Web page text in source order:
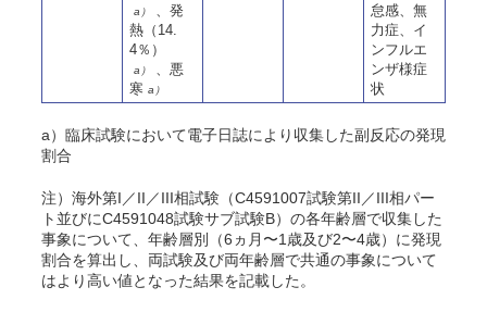
a）
、発
熱（14.
4％）
a）
、悪
寒 a）
怠感、無
力症、イ
ンフルエ
ンザ様症
状
a）臨床試験において電子日誌により収集した副反応の発現
割合
注）海外第I／II／III相試験（C4591007試験第II／III相パー
ト並びにC4591048試験サブ試験B）の各年齢層で収集した
事象について、年齢層別（6ヵ月〜1歳及び2〜4歳）に発現
割合を算出し、両試験及び両年齢層で共通の事象について
はより高い値となった結果を記載した。